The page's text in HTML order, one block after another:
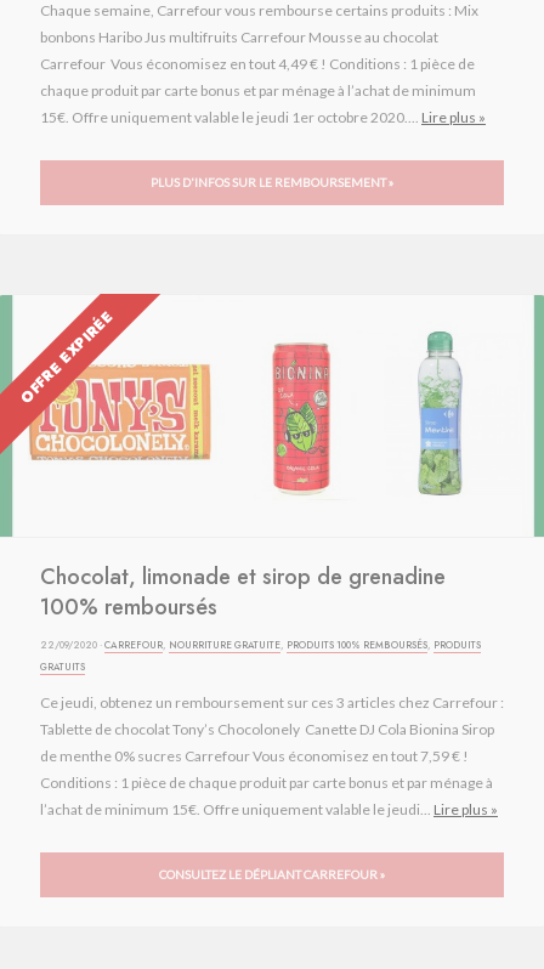
Chaque semaine, Carrefour vous rembourse certains produits : Mix
bonbons Haribo Jus multifruits Carrefour Mousse au chocolat
Carrefour Vous économisez en tout 4,49 € ! Conditions : 1 pièce de
chaque produit par carte bonus et par ménage à l’achat de minimum
15€. Offre uniquement valable le jeudi 1er octobre 2020.... Lire plus »
PLUS D'INFOS SUR LE REMBOURSEMENT »
OFFRE EXPIRÉE
Chocolat, limonade et sirop de grenadine
100% remboursés
22/09/2020 ·CARREFOUR, NOURRITURE GRATUITE, PRODUITS 100% REMBOURSÉS, PRODUITS
GRATUITS
Ce jeudi, obtenez un remboursement sur ces 3 articles chez Carrefour :
Tablette de chocolat Tony’s Chocolonely Canette DJ Cola Bionina Sirop
de menthe 0% sucres Carrefour Vous économisez en tout 7,59 € !
Conditions : 1 pièce de chaque produit par carte bonus et par ménage à
l’achat de minimum 15€. Offre uniquement valable le jeudi... Lire plus »
CONSULTEZ LE DÉPLIANT CARREFOUR »